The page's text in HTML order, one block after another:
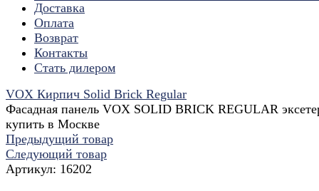
Доставка
Оплата
Возврат
Контакты
Стать дилером
VOX Кирпич Solid Brick Regular
Фасадная панель VOX SOLID BRICK REGULAR
купить в Москве
Предыдущий товар
Следующий товар
Артикул: 16202